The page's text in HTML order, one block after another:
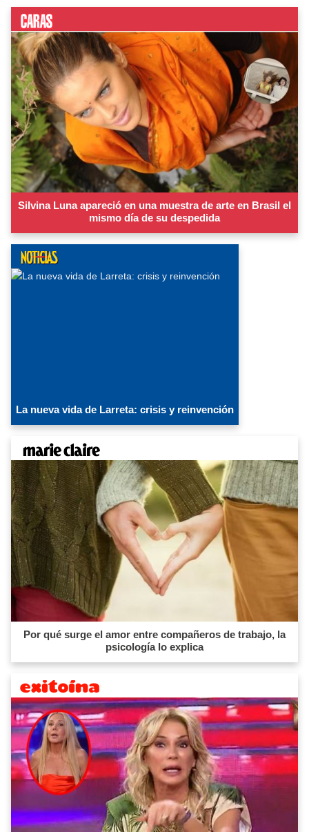
Silvina Luna apareció en una muestra de arte en Brasil el
mismo día de su despedida
La nueva vida de Larreta: crisis y reinvención
Por qué surge el amor entre compañeros de trabajo, la
psicología lo explica